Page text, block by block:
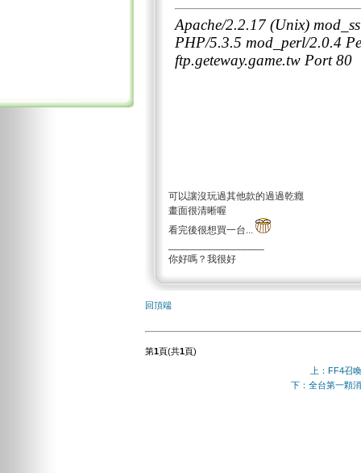
可以讓沒玩過其他款的過過乾癮
畫面很清晰喔
看完後很想買一台...
你好嗎？我很好
回頂端
第1頁(共1頁)
上：FF4召
下：全台第一顆